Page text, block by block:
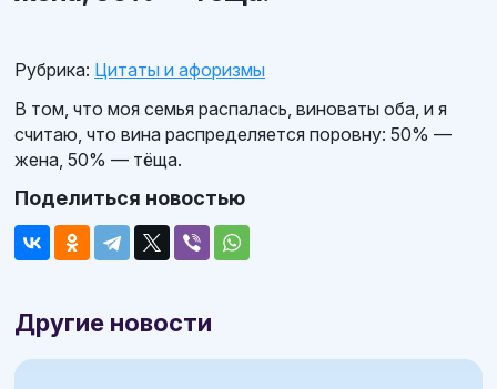
Рубрика: Цитаты и афоризмы
В том, что моя семья распалась, виноваты оба, и я
считаю, что вина распределяется поровну: 50% —
жена, 50% — тёща.
Поделиться новостью
Другие новости